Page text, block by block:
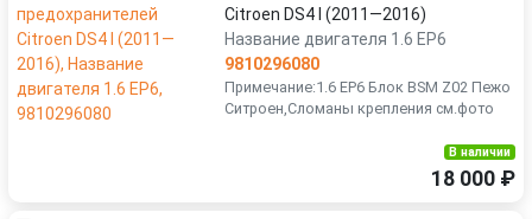
Citroen DS4 I (2011—2016)
Название двигателя 1.6 EP6
9810296080
Примечание:1.6 EP6 Блок BSM Z02 Пежо
Ситроен,Сломаны крепления см.фото
В наличии
18 000 ₽